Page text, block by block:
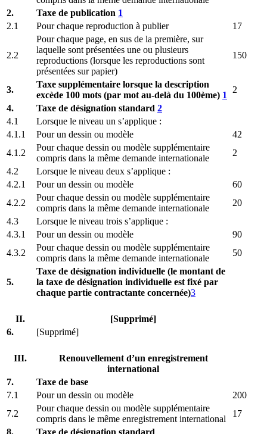
2.
Taxe de publication 1
2.1
Pour chaque reproduction à publier 17
2.2
Pour chaque page, en sus de la première, sur
laquelle sont présentées une ou plusieurs
reproductions (lorsque les reproductions sont
présentées sur papier)
150
3.
Taxe supplémentaire lorsque la description
excède 100 mots (par mot au-delà du 100ème) 1
2
4.
Taxe de désignation standard 2
4.1
Lorsque le niveau un s’applique :
4.1.1
Pour un dessin ou modèle
42
4.1.2
Pour chaque dessin ou modèle supplémentaire
compris dans la même demande internationale
2
4.2
Lorsque le niveau deux s’applique :
4.2.1
Pour un dessin ou modèle
60
4.2.2
Pour chaque dessin ou modèle supplémentaire
compris dans la même demande internationale
20
4.3
Lorsque le niveau trois s’applique :
4.3.1
Pour un dessin ou modèle
90
4.3.2
Pour chaque dessin ou modèle supplémentaire
compris dans la même demande internationale
50
5.
Taxe de désignation individuelle (le montant de
la taxe de désignation individuelle est fixé par
chaque partie contractante concernée)3
II.
[Supprimé]
6.
[Supprimé]
III.
Renouvellement d’un enregistrement
international
7.
Taxe de base
7.1
Pour un dessin ou modèle
200
7.2
Pour chaque dessin ou modèle supplémentaire
compris dans le même enregistrement international
17
8.
Taxe de désignation standard